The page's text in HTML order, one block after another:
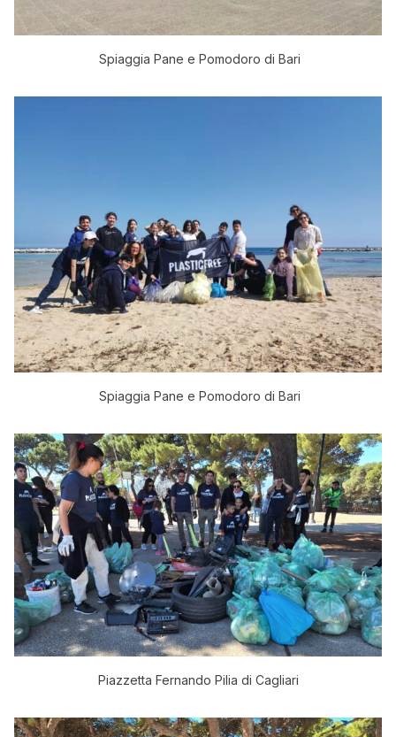
Spiaggia Pane e Pomodoro di Bari
Spiaggia Pane e Pomodoro di Bari
Piazzetta Fernando Pilia di Cagliari